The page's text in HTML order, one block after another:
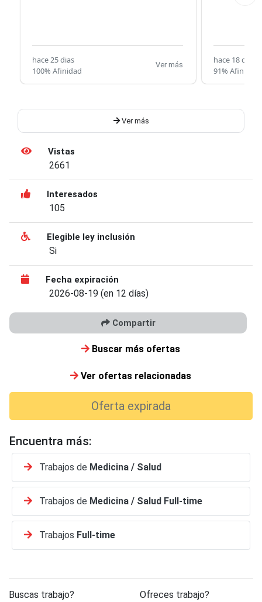
hace 25 dias
100% Afinidad
Ver más
hace 18 dias
91% Afinidad
Ver más
Vistas
2661
Interesados
105
Elegible ley inclusión
Si
Fecha expiración
2026-08-19 (en 12 días)
Compartir
Buscar más ofertas
Ver ofertas relacionadas
Oferta expirada
Encuentra más:
Trabajos de Medicina / Salud
Trabajos de Medicina / Salud Full-time
Trabajos Full-time
Buscas trabajo? Ofreces trabajo?